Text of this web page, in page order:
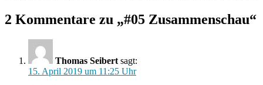
2 Kommentare zu „#05 Zusammenschau“
Thomas Seibert sagt:
15. April 2019 um 11:25 Uhr